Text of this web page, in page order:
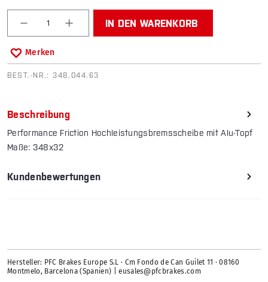
Produkt Anzahl: Gib den gewünschten Wert ein
IN DEN WARENKORB
Merken
BEST.-NR.: 348.044.63
Beschreibung
Performance Friction Hochleistungsbremsscheibe mit Alu-Topf
Maße: 348x32
Kundenbewertungen
Hersteller: PFC Brakes Europe S.L · Cm Fondo de Can Guilet 11 · 08160
Montmelo, Barcelona (Spanien) | eusales@pfcbrakes.com